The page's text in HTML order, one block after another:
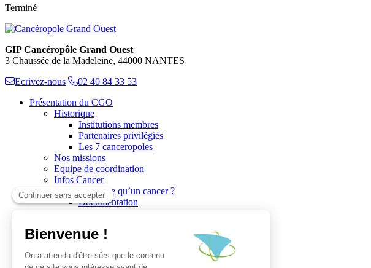
Terminé
GIP Cancéropôle Grand Ouest
3 Chaussée de la Madeleine, 44000 NANTES
Ecrivez-nous
02 40 84 33 53
Présentation du CGO
Historique
Institutions membres
Partenaires privilégiés
Les 7 canceropoles
Nos missions
Equipe de coordination
Infos Cancer
Qu’est ce qu’un cancer ?
Documentation
Les réseaux du CGO
Les Plates-Formes